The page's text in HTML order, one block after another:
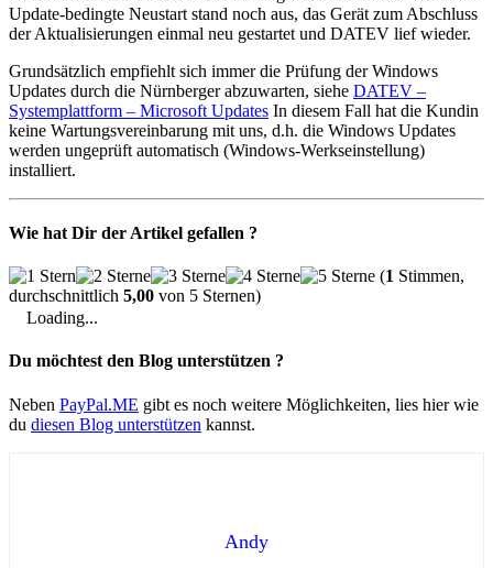
Update-bedingte Neustart stand noch aus, das Gerät zum Abschluss
der Aktualisierungen einmal neu gestartet und DATEV lief wieder.
Grundsätzlich empfiehlt sich immer die Prüfung der Windows
Updates durch die Nürnberger abzuwarten, siehe DATEV –
Systemplattform – Microsoft Updates In diesem Fall hat die Kundin
keine Wartungsvereinbarung mit uns, d.h. die Windows Updates
werden ungeprüft automatisch (Windows-Werkseinstellung)
installiert.
Wie hat Dir der Artikel gefallen ?
(1 Stimmen,
durchschnittlich 5,00 von 5 Sternen)
Loading...
Du möchtest den Blog unterstützen ?
Neben PayPal.ME gibt es noch weitere Möglichkeiten, lies hier wie
du diesen Blog unterstützen kannst.
Andy